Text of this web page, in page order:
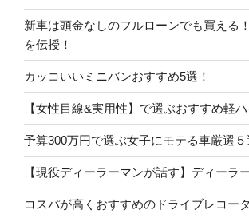
新車は頭金なしのフルローンでも買える
を伝授！
カッコいいミニバンおすすめ5選！
【女性目線&実用性】で選ぶおすすめ軽
予算300万円で選ぶ女子にモテる車厳選５
【現役ディーラーマンが話す】ディーラ
コスパが高くおすすめのドライブレコー